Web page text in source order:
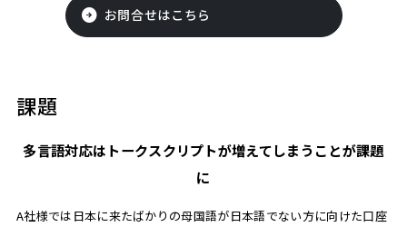
お問合せはこちら
課題
多言語対応はトークスクリプトが増えてしまうことが課題
に
A社様では日本に来たばかりの母国語が日本語でない方に向けた口座